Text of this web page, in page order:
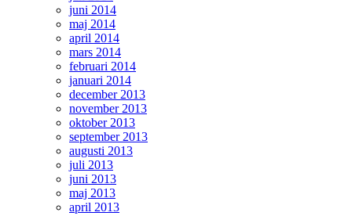
juni 2014
maj 2014
april 2014
mars 2014
februari 2014
januari 2014
december 2013
november 2013
oktober 2013
september 2013
augusti 2013
juli 2013
juni 2013
maj 2013
april 2013